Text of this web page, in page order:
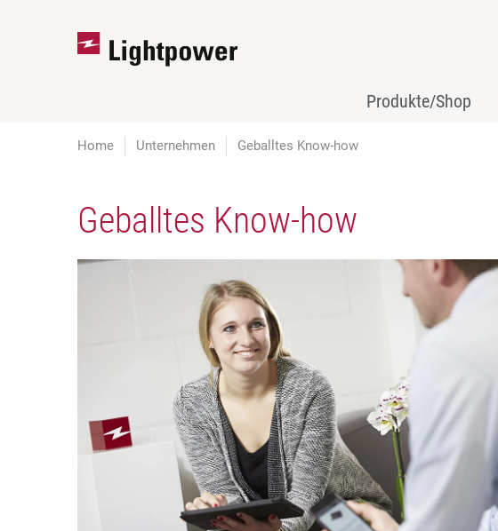
Produkte/Shop
Home Unternehmen Geballtes Know-how
Geballtes Know-how